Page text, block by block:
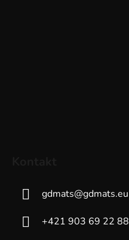
gdmats@gdmats.eu
+421 903 69 22 88